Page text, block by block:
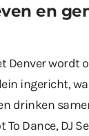
en
Denver wordt
ingericht,
drinken
Dance, DJ